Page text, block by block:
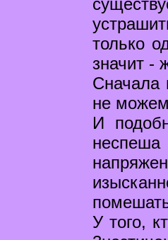
только
значит -
Сначала
не
И
У того,